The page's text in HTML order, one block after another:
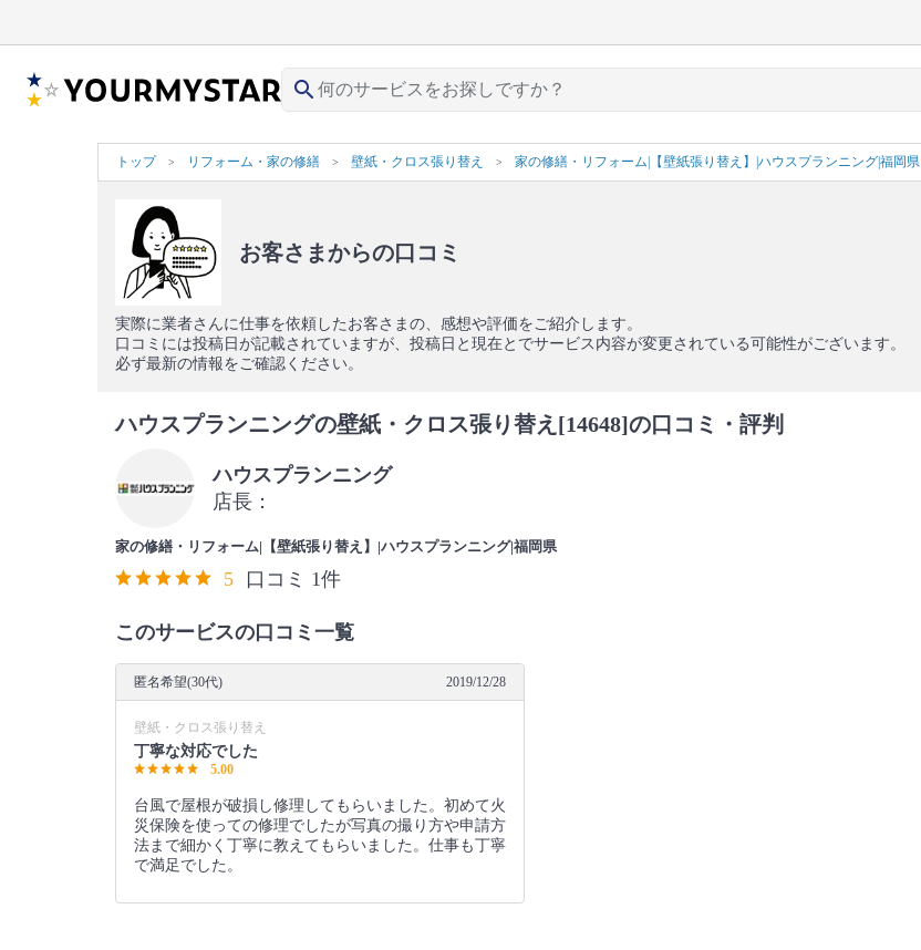
search
トップ リフォーム・家の修繕 壁紙・クロス張り替え 家の修繕・リフォーム|【壁紙張り替え】|ハウスプランニング|福岡県
お客さまからの口コミ
実際に業者さんに仕事を依頼したお客さまの、感想や評価をご紹介します。
口コミには投稿日が記載されていますが、投稿日と現在とでサービス内容が変更されている可能性がございます。
必ず最新の情報をご確認ください。
ハウスプランニングの壁紙・クロス張り替え[14648]の口コミ・評判
ハウスプランニング
店長：
家の修繕・リフォーム|【壁紙張り替え】|ハウスプランニング|福岡県
5 口コミ 1件
このサービスの口コミ一覧
匿名希望(30代) 2019/12/28
壁紙・クロス張り替え
丁寧な対応でした
5.00
台風で屋根が破損し修理してもらいました。初めて火
災保険を使っての修理でしたが写真の撮り方や申請方
法まで細かく丁寧に教えてもらいました。仕事も丁寧
で満足でした。